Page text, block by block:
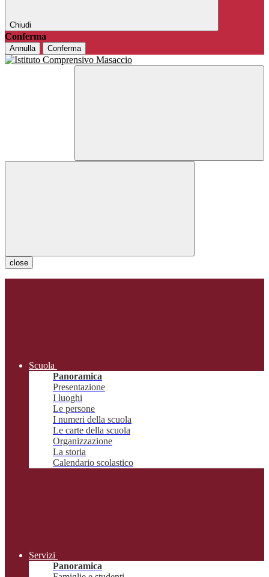
Chiudi
Conferma
Annulla Conferma
close
Scuola
Panoramica
Presentazione
I luoghi
Le persone
I numeri della scuola
Le carte della scuola
Organizzazione
La storia
Calendario scolastico
Servizi
Panoramica